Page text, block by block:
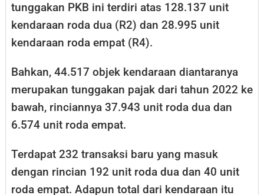
tunggakan PKB ini terdiri atas 128.137 unit
kendaraan roda dua (R2) dan 28.995 unit
kendaraan roda empat (R4).
Bahkan, 44.517 objek kendaraan diantaranya
merupakan tunggakan pajak dari tahun 2022 ke
bawah, rinciannya 37.943 unit roda dua dan
6.574 unit roda empat.
Terdapat 232 transaksi baru yang masuk
dengan rincian 192 unit roda dua dan 40 unit
roda empat. Adapun total dari kendaraan itu